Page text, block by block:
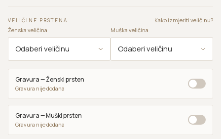
VELIČINE PRSTENA
Kako izmjeriti veličinu?
Ženska veličina
Muška veličina
Gravura — Ženski prsten
Gravura nije dodana
Gravura — Muški prsten
Gravura nije dodana